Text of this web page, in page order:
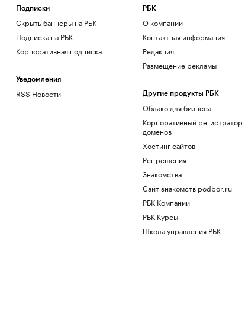
Подписки
Скрыть баннеры на РБК
Подписка на РБК
Корпоративная подписка
Уведомления
RSS Новости
РБК
О компании
Контактная информация
Редакция
Размещение рекламы
Другие продукты РБК
Облако для бизнеса
Корпоративный регистратор
доменов
Хостинг сайтов
Рег.решения
Знакомства
Сайт знакомств podbor.ru
РБК Компании
РБК Курсы
Школа управления РБК